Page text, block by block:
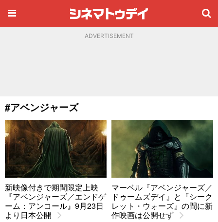
ADVERTISEMENT
#アベンジャーズ
新映像付きで期間限定上映
『アベンジャーズ／エンドゲ
ーム：アンコール』9月23日
より日本公開
マーベル『アベンジャーズ／
ドゥームズデイ』と『シーク
レット・ウォーズ』の間に新
作映画は公開せず